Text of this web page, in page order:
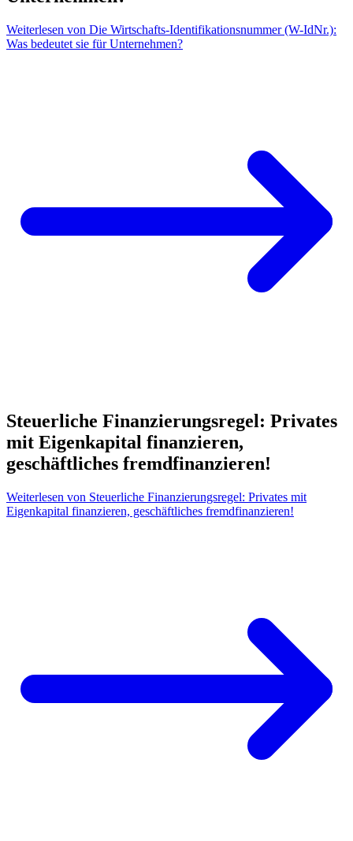
Weiterlesen von Die Wirtschafts-Identifikationsnummer (W-IdNr.):
Was bedeutet sie für Unternehmen?
Steuerliche Finanzierungsregel: Privates
mit Eigenkapital finanzieren,
geschäftliches fremdfinanzieren!
Weiterlesen von Steuerliche Finanzierungsregel: Privates mit
Eigenkapital finanzieren, geschäftliches fremdfinanzieren!